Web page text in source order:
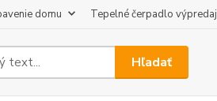
domu Tepelné čerpadlo výpredaj
Hľadať